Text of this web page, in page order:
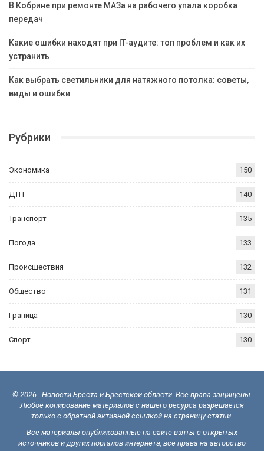
В Кобрине при ремонте МАЗа на рабочего упала коробка
передач
Какие ошибки находят при IT-аудите: топ проблем и как их
устранить
Как выбрать светильники для натяжного потолка: советы,
виды и ошибки
Рубрики
Экономика 150
ДТП 140
Транспорт 135
Погода 133
Происшествия 132
Общество 131
Граница 130
Спорт 130
© 2026 - Новости Бреста и Брестской области. Все права защищены.
Любое копирование материалов с нашего ресурса разрешается
только с обратной активной ссылкой на страницу статьи.
Все материалы опубликованные на сайте взяты с открытых
источников и других порталов интернета, все права на авторство